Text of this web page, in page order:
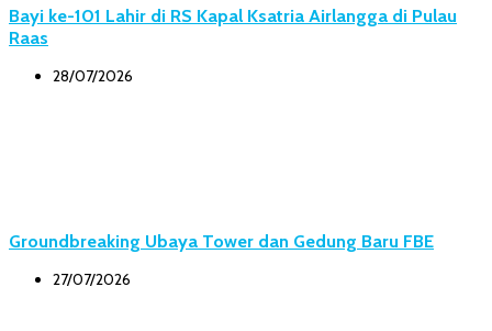
Bayi ke-101 Lahir di RS Kapal Ksatria Airlangga di Pulau
Raas
28/07/2026
Groundbreaking Ubaya Tower dan Gedung Baru FBE
27/07/2026